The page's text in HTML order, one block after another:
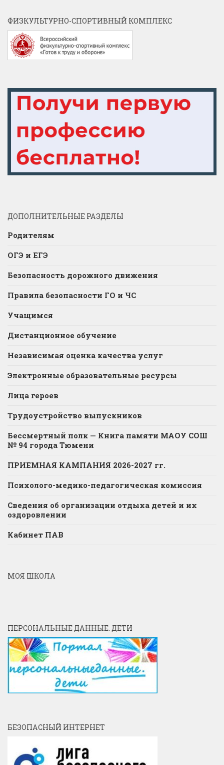
ФИЗКУЛЬТУРНО-СПОРТИВНЫЙ КОМПЛЕКС
ДОПОЛНИТЕЛЬНЫЕ РАЗДЕЛЫ
Родителям
ОГЭ и ЕГЭ
Безопасность дорожного движения
Правила безопасности ГО и ЧС
Учащимся
Дистанционное обучение
Независимая оценка качества услуг
Электронные образовательные ресурсы
Лица героев
Трудоустройство выпускников
Бессмертный полк — Книга памяти МАОУ СОШ
№ 94 города Тюмени
ПРИЕМНАЯ КАМПАНИЯ 2026-2027 гг.
Психолого-медико-педагогическая комиссия
Сведения об организации отдыха детей и их
оздоровлении
Кабинет ПАВ
МОЯ ШКОЛА
ПЕРСОНАЛЬНЫЕ ДАННЫЕ. ДЕТИ
БЕЗОПАСНЫЙ ИНТЕРНЕТ